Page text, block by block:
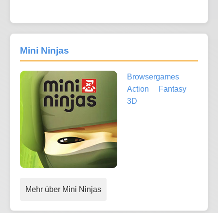
Mini Ninjas
Browsergames
Action
Fantasy
3D
Mehr über Mini Ninjas